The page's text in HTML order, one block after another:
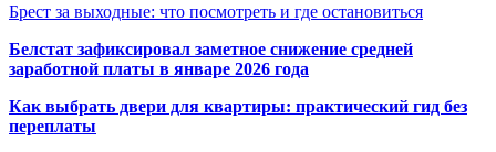
Брест за выходные: что посмотреть и где остановиться
Белстат зафиксировал заметное снижение средней
заработной платы в январе 2026 года
Как выбрать двери для квартиры: практический гид без
переплаты